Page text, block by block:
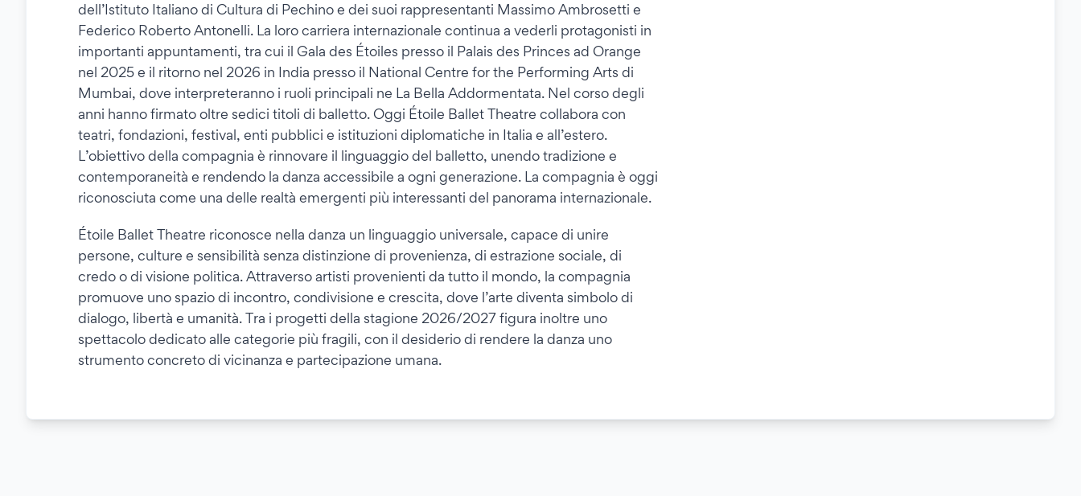
dell’Istituto Italiano di Cultura di Pechino e dei suoi rappresentanti Massimo Ambrosetti e
Federico Roberto Antonelli. La loro carriera internazionale continua a vederli protagonisti in
importanti appuntamenti, tra cui il Gala des Étoiles presso il Palais des Princes ad Orange
nel 2025 e il ritorno nel 2026 in India presso il National Centre for the Performing Arts di
Mumbai, dove interpreteranno i ruoli principali ne La Bella Addormentata. Nel corso degli
anni hanno firmato oltre sedici titoli di balletto. Oggi Étoile Ballet Theatre collabora con
teatri, fondazioni, festival, enti pubblici e istituzioni diplomatiche in Italia e all’estero.
L’obiettivo della compagnia è rinnovare il linguaggio del balletto, unendo tradizione e
contemporaneità e rendendo la danza accessibile a ogni generazione. La compagnia è oggi
riconosciuta come una delle realtà emergenti più interessanti del panorama internazionale.
Étoile Ballet Theatre riconosce nella danza un linguaggio universale, capace di unire
persone, culture e sensibilità senza distinzione di provenienza, di estrazione sociale, di
credo o di visione politica. Attraverso artisti provenienti da tutto il mondo, la compagnia
promuove uno spazio di incontro, condivisione e crescita, dove l’arte diventa simbolo di
dialogo, libertà e umanità. Tra i progetti della stagione 2026/2027 figura inoltre uno
spettacolo dedicato alle categorie più fragili, con il desiderio di rendere la danza uno
strumento concreto di vicinanza e partecipazione umana.